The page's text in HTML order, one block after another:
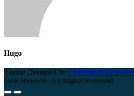
Hugo
Theme Designed by ChandigarhTimes.net
csewoluwe.be. All Rights Reserved.